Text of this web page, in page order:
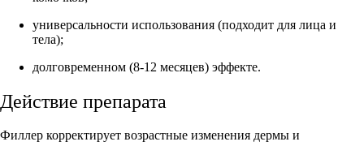
универсальности использования (подходит для лица и
тела);
долговременном (8-12 месяцев) эффекте.
Действие препарата
Филлер корректирует возрастные изменения дермы и